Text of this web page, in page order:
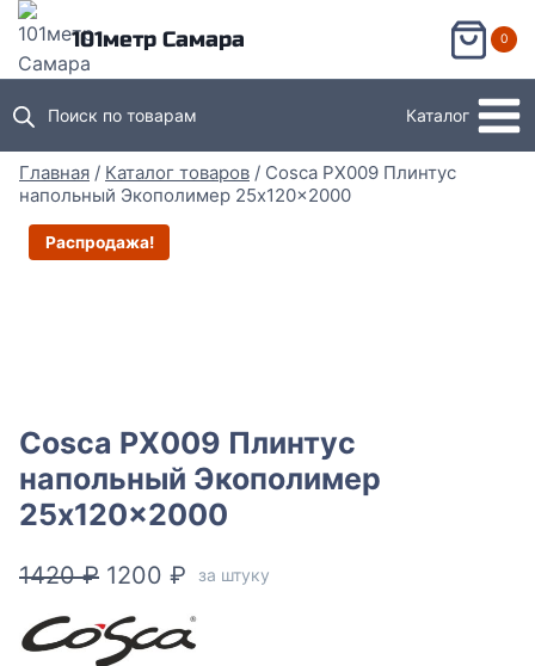
Перейти
содержимому
101метр Самара 0
Поиск по товарам Каталог
Главная / Каталог товаров / Cosca PX009 Плинтус
напольный Экополимер 25x120x2000
Распродажа!
Cosca PX009 Плинтус
напольный Экополимер
25x120x2000
1420₽ Первоначальная
цена
составляла
1200 ₽ Текущая
цена:
1200 ₽.
за штуку